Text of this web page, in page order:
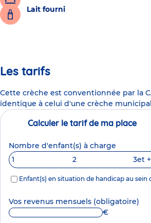
Lait fourni
Les tarifs
Cette crèche est conventionnée par la
identique à celui d'une crèche
Calculer le tarif de ma place
Nombre d'enfant(s) à charge
1
2 3et +
Enfant(s) en situation de handicap au sein
Vos revenus mensuels (obligatoire)
€